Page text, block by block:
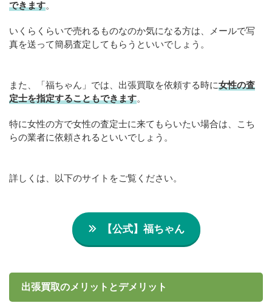
できます。
いくらくらいで売れるものなのか気になる方は、メールで写
真を送って簡易査定してもらうといいでしょう。
また、「福ちゃん」では、出張買取を依頼する時に女性の査
定士を指定することもできます。
特に女性の方で女性の査定士に来てもらいたい場合は、こち
らの業者に依頼されるといいでしょう。
詳しくは、以下のサイトをご覧ください。
【公式】福ちゃん
出張買取のメリットとデメリット